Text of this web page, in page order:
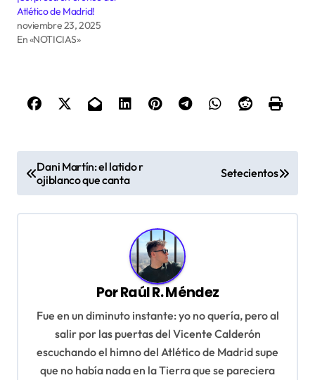
Atlético de Madrid!
noviembre 23, 2025
En «NOTICIAS»
v
Dani Martín: el latido r
ojiblanco que canta
Setecientos
PorRaúl R. Méndez
Fue en un diminuto instante: yo no quería, pero al
salir por las puertas del Vicente Calderón
escuchando el himno del Atlético de Madrid supe
que no había nada en la Tierra que se pareciera